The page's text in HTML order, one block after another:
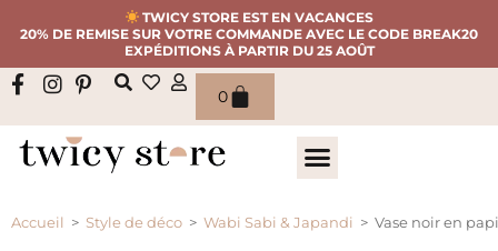
TWICY STORE EST EN VACANCES
20% DE REMISE SUR VOTRE COMMANDE AVEC LE CODE BREAK20
EXPÉDITIONS À PARTIR DU 25 AOÛT
0
Accueil > Style de déco > Wabi Sabi & Japandi > Vase noir en